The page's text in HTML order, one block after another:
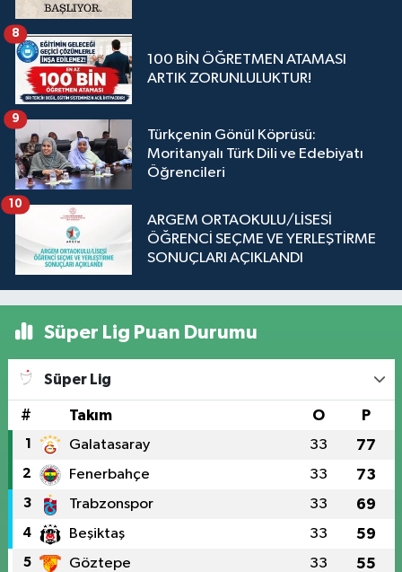
100 BİN ÖĞRETMEN ATAMASI
ARTIK ZORUNLULUKTUR!
8
Türkçenin Gönül Köprüsü:
Moritanyalı Türk Dili ve Edebiyatı
Öğrencileri
9
ARGEM ORTAOKULU/LİSESİ
ÖĞRENCİ SEÇME VE YERLEŞTİRME
SONUÇLARI AÇIKLANDI
10
Süper Lig Puan Durumu
Süper Lig
# Takım O P
1 Galatasaray 33 77
2 Fenerbahçe 33 73
3 Trabzonspor 33 69
4 Beşiktaş 33 59
5 Göztepe 33 55